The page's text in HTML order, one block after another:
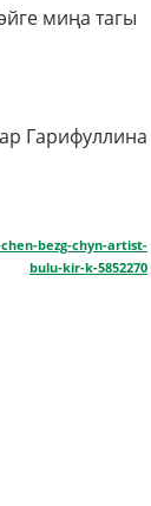
миңа тагы
Гарифуллина
bezg-chyn-artist-
bulu-kir-k-5852270